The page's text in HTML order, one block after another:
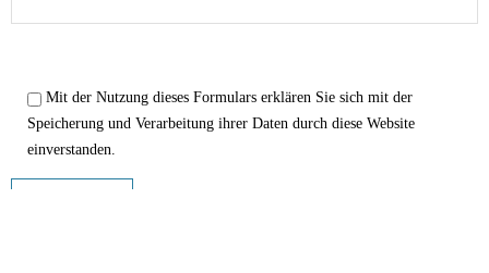
leave
this
field
empty.
Mit der Nutzung dieses Formulars erklären Sie sich mit der
Speicherung und Verarbeitung ihrer Daten durch diese Website
einverstanden.